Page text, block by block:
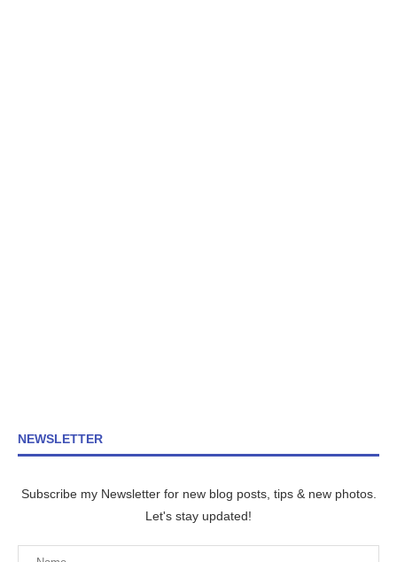
NEWSLETTER
Subscribe my Newsletter for new blog posts, tips & new photos.
Let's stay updated!